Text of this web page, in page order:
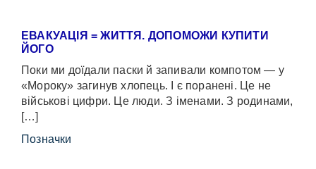
ЕВАКУАЦІЯ = ЖИТТЯ. ДОПОМОЖИ КУПИТИ
ЙОГО
Поки ми доїдали паски й запивали компотом — у
«Мороку» загинув хлопець. І є поранені. Це не
військові цифри. Це люди. З іменами. З родинами,
[…]
Позначки